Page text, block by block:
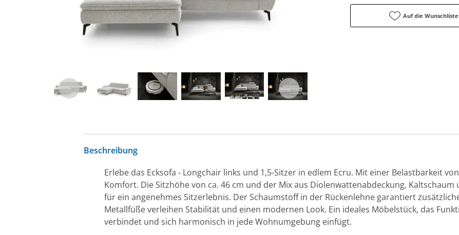
Auf die Wunschliste
Beschreibung
Erlebe das Ecksofa - Longchair links und 1,5-Sitzer in edlem Ecru. Mit einer Belastbarkeit
Komfort. Die Sitzhöhe von ca. 46 cm und der Mix aus Diolenwattenabdeckung,
für ein angenehmes Sitzerlebnis. Der Schaumstoff in der Rückenlehne garantiert
Metallfüße verleihen Stabilität und einen modernen Look. Ein ideales Möbelstück, das
verbindet und sich harmonisch in jede Wohnumgebung einfügt.